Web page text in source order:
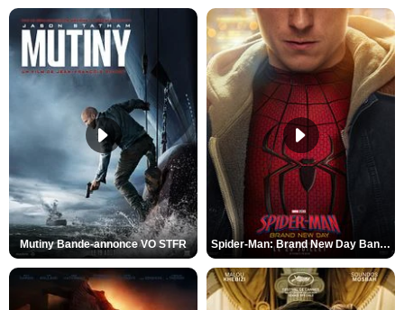
Mutiny Bande-annonce VO STFR Spider-Man: Brand New Day Bande-annonce VO STFR